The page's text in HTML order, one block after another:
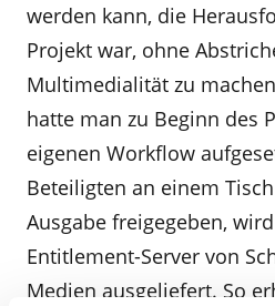
werden kann, die
Projekt war, ohne
Multimedialität zu
hatte man zu Beginn des
eigenen Workflow
Beteiligten an einem
Ausgabe freigegeben,
Entitlement-Server von
Medien ausgeliefert. So